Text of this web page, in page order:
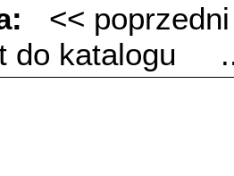
<<
do katalogu